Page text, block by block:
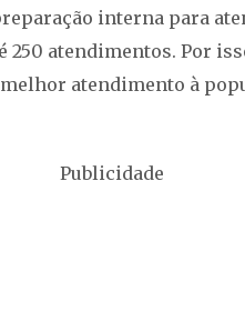
interna para
250 atendimentos. Por
atendimento à
Publicidade